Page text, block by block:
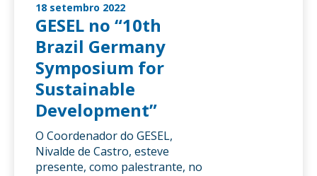
18 setembro 2022
GESEL no “10th
Brazil Germany
Symposium for
Sustainable
Development”
O Coordenador do GESEL,
Nivalde de Castro, esteve
presente, como palestrante, no